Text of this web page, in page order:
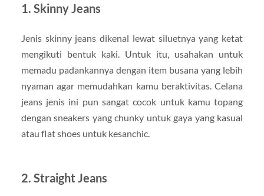
1. Skinny Jeans
Jenis skinny jeans dikenal lewat siluetnya yang ketat
mengikuti bentuk kaki. Untuk itu, usahakan untuk
memadu padankannya dengan item busana yang lebih
nyaman agar memudahkan kamu beraktivitas. Celana
jeans jenis ini pun sangat cocok untuk kamu topang
dengan sneakers yang chunky untuk gaya yang kasual
atau flat shoes untuk kesanchic.
2. Straight Jeans